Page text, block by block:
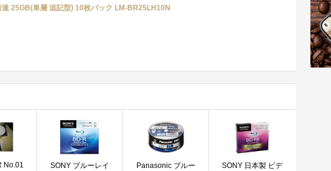
25GB(単層 追記型) 10枚パック LM-BR25LH10N
No.01
SONY ブルーレイ
Panasonic ブルー
SONY 日本製 ビデ